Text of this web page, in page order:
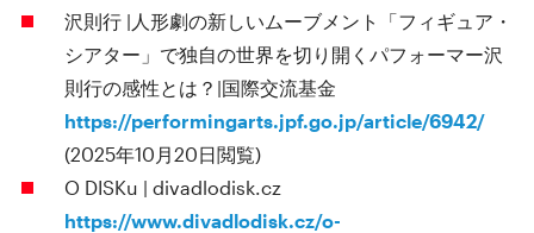
沢則行 |人形劇の新しいムーブメント「フィギュア・
シアター」で独自の世界を切り開くパフォーマー沢
則行の感性とは？|国際交流基金
https://performingarts.jpf.go.jp/article/6942/
(2025年10月20日閲覧)
O DISKu | divadlodisk.cz
https://www.divadlodisk.cz/o-